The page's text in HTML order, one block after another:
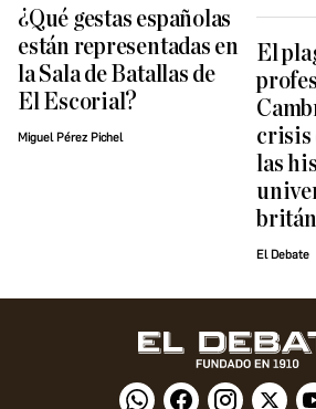
¿Qué gestas españolas
están representadas en
la Sala de Batallas de
El Escorial?
Miguel Pérez Pichel
El
crisis
las
El Debate